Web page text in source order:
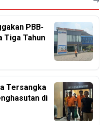
PBB-
Tiga Tahun
Tersangka
di